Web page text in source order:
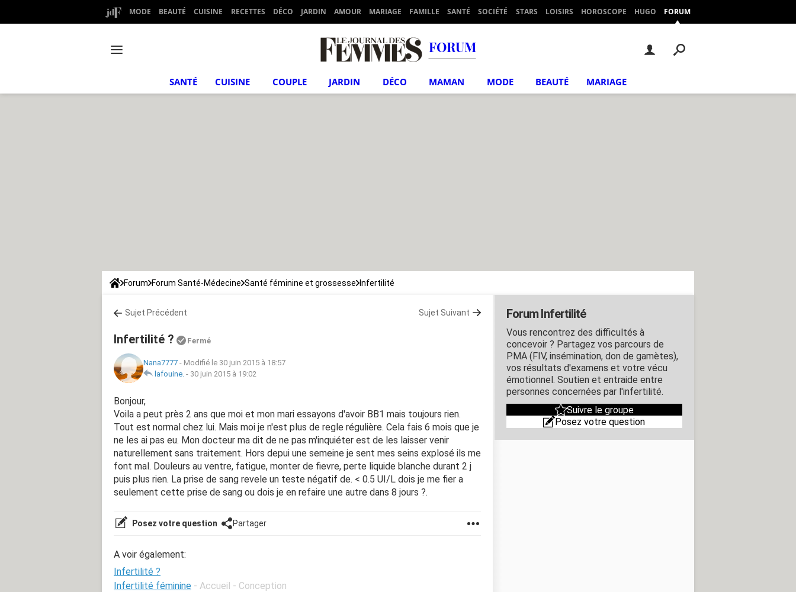
MODE BEAUTÉ CUISINE RECETTES DÉCO JARDIN AMOUR MARIAGE FAMILLE SANTÉ SOCIÉTÉ STARS LOISIRS HOROSCOPE HUGO FORUM
FORUM
SANTÉ CUISINE COUPLE JARDIN DÉCO MAMAN MODE BEAUTÉ MARIAGE
Forum Forum Santé-Médecine Santé féminine et grossesse Infertilité
Sujet Précédent Sujet Suivant
Infertilité ? Fermé
Nana7777 - Modifié le 30 juin 2015 à 18:57
lafouine. - 30 juin 2015 à 19:02
Bonjour,
Voila a peut près 2 ans que moi et mon mari essayons d'avoir BB1 mais toujours rien.
Tout est normal chez lui. Mais moi je n'est plus de regle régulière. Cela fais 6 mois que je
ne les ai pas eu. Mon docteur ma dit de ne pas m'inquiéter est de les laisser venir
naturellement sans traitement. Hors depui une semeine je sent mes seins explosé ils me
font mal. Douleurs au ventre, fatigue, monter de fievre, perte liquide blanche durant 2 j
puis plus rien. La prise de sang revele un teste négatif de. < 0.5 UI/L dois je me fier a
seulement cette prise de sang ou dois je en refaire une autre dans 8 jours ?.
Posez votre question Partager
A voir également:
Infertilité ?
Infertilité féminine - Accueil - Conception
Forum Infertilité
Vous rencontrez des difficultés à
concevoir ? Partagez vos parcours de
PMA (FIV, insémination, don de gamètes),
vos résultats d'examens et votre vécu
émotionnel. Soutien et entraide entre
personnes concernées par l'infertilité.
Suivre le groupe
Posez votre question